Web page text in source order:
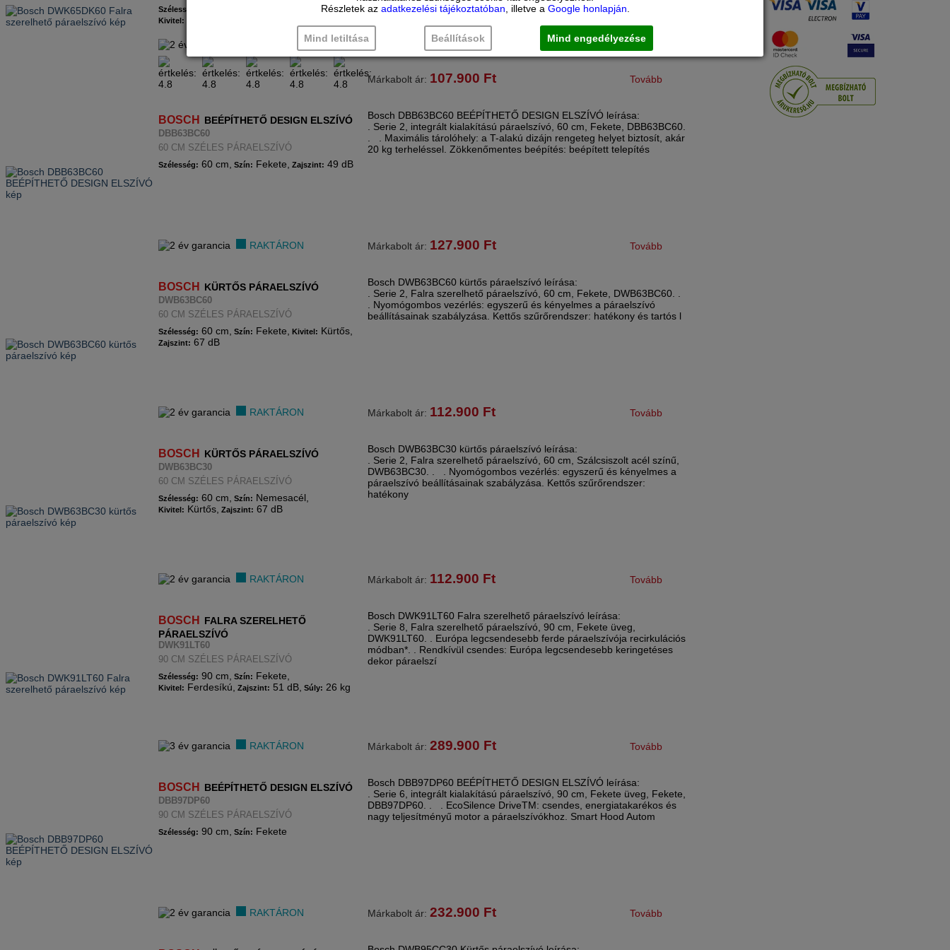
Szélesség:
Kivitel:
Márkabolt ár: 107.900 Ft Tovább
BOSCH BEÉPÍTHETŐ DESIGN ELSZÍVÓ
DBB63BC60
60 CM SZÉLES PÁRAELSZÍVÓ
Szélesség: 60 cm, Szín: Fekete, Zajszint: 49 dB
RAKTÁRON
Bosch DBB63BC60 BEÉPÍTHETŐ DESIGN ELSZÍVÓ leírása:
. Serie 2, integrált kialakítású páraelszívó, 60 cm, Fekete, DBB63BC60.
. . Maximális tárolóhely: a T-alakú dizájn rengeteg helyet biztosít, akár
20 kg terheléssel. Zökkenőmentes beépítés: beépített telepítés
Márkabolt ár: 127.900 Ft Tovább
BOSCH KÜRTŐS PÁRAELSZÍVÓ
DWB63BC60
60 CM SZÉLES PÁRAELSZÍVÓ
Szélesség: 60 cm, Szín: Fekete, Kivitel: Kürtős,
Zajszint: 67 dB
RAKTÁRON
Bosch DWB63BC60 kürtős páraelszívó leírása:
. Serie 2, Falra szerelhető páraelszívó, 60 cm, Fekete, DWB63BC60. .
. Nyomógombos vezérlés: egyszerű és kényelmes a páraelszívó
beállításainak szabályzása. Kettős szűrőrendszer: hatékony és tartós l
Márkabolt ár: 112.900 Ft Tovább
BOSCH KÜRTŐS PÁRAELSZÍVÓ
DWB63BC30
60 CM SZÉLES PÁRAELSZÍVÓ
Szélesség: 60 cm, Szín: Nemesacél,
Kivitel: Kürtős, Zajszint: 67 dB
RAKTÁRON
Bosch DWB63BC30 kürtős páraelszívó leírása:
. Serie 2, Falra szerelhető páraelszívó, 60 cm, Szálcsiszolt acél színű,
DWB63BC30. . . Nyomógombos vezérlés: egyszerű és kényelmes a
páraelszívó beállításainak szabályzása. Kettős szűrőrendszer:
hatékony
Márkabolt ár: 112.900 Ft Tovább
BOSCH
FALRA SZERELHETŐ
PÁRAELSZÍVÓ
DWK91LT60
90 CM SZÉLES PÁRAELSZÍVÓ
Szélesség: 90 cm, Szín: Fekete,
Kivitel: Ferdesíkú, Zajszint: 51 dB, Súly: 26 kg
RAKTÁRON
Bosch DWK91LT60 Falra szerelhető páraelszívó leírása:
. Serie 8, Falra szerelhető páraelszívó, 90 cm, Fekete üveg,
DWK91LT60. . Európa legcsendesebb ferde páraelszívója recirkulációs
módban*. . Rendkívül csendes: Európa legcsendesebb keringetéses
dekor páraelszí
Márkabolt ár: 289.900 Ft Tovább
BOSCH BEÉPÍTHETŐ DESIGN ELSZÍVÓ
DBB97DP60
90 CM SZÉLES PÁRAELSZÍVÓ
Szélesség: 90 cm, Szín: Fekete
RAKTÁRON
Bosch DBB97DP60 BEÉPÍTHETŐ DESIGN ELSZÍVÓ leírása:
. Serie 6, integrált kialakítású páraelszívó, 90 cm, Fekete üveg, Fekete,
DBB97DP60. . . EcoSilence DriveTM: csendes, energiatakarékos és
nagy teljesítményű motor a páraelszívókhoz. Smart Hood Autom
Márkabolt ár: 232.900 Ft Tovább
Részletek az adatkezelési tájékoztatóban , illetve a Google honlapján
Mind letiltása Beállítások Mind engedélyezése